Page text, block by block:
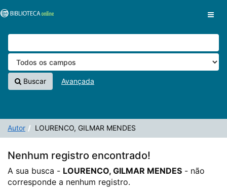
nenhum registro.
VuFind
Buscar Avançada
Autor LOURENCO, GILMAR MENDES
Nenhum registro encontrado!
A sua busca - LOURENCO, GILMAR MENDES - não
corresponde a nenhum registro.